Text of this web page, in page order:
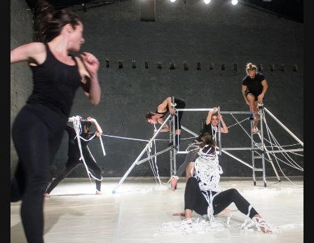
Des actions de formation et de sensibilisation dans le
domaine des arts performatifs
+ D'INFOS